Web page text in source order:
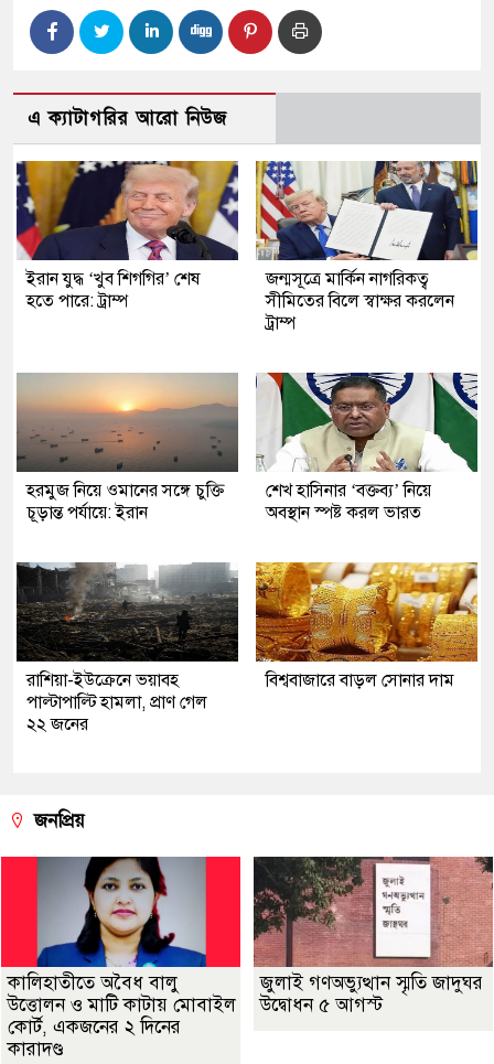
এ ক্যাটাগরির আরো নিউজ
ইরান যুদ্ধ ‘খুব শিগগির’ শেষ
হতে পারে: ট্রাম্প
জন্মসূত্রে মার্কিন নাগরিকত্ব
সীমিতের বিলে স্বাক্ষর করলেন
ট্রাম্প
হরমুজ নিয়ে ওমানের সঙ্গে চুক্তি
চূড়ান্ত পর্যায়ে: ইরান
শেখ হাসিনার ‘বক্তব্য’ নিয়ে
অবস্থান স্পষ্ট করল ভারত
রাশিয়া-ইউক্রেনে ভয়াবহ
পাল্টাপাল্টি হামলা, প্রাণ গেল
২২ জনের
বিশ্ববাজারে বাড়ল সোনার দাম
জনপ্রিয়
কালিহাতীতে অবৈধ বালু
উত্তোলন ও মাটি কাটায় মোবাইল
কোর্ট, একজনের ২ দিনের
কারাদণ্ড
জুলাই গণঅভ্যুত্থান স্মৃতি জাদুঘর
উদ্বোধন ৫ আগস্ট